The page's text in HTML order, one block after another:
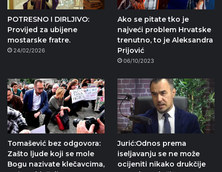
POTRESNO I DIRLJIVO:
Provijed za ubijene
mostarske fratre.
24/02/2026
Ako se pitate tko je
najveći problem Hrvatske
trenutno, to je Aleksandra
Prijović
06/10/2023
Tomašević bez odgovora:
Zašto ljude koji se mole
Bogu nazivate klečavcima,
Jurić:Odnos prema
iseljavanju se ne može
ocijeniti nikako drukčije